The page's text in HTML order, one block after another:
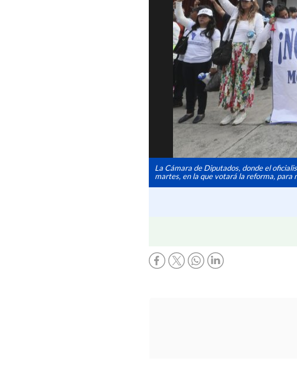
La Cámara de Diputados, donde el
martes, en la que votará la reforma, para